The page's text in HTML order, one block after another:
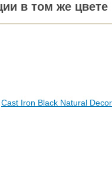
в том же цвете